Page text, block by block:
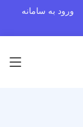
ورود به سامانه